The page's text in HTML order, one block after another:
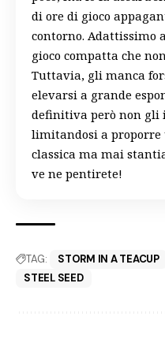
di ore di gioco
contorno. Adattissimo
gioco compatta che
Tuttavia, gli manca
elevarsi a grande
definitiva però non gli
limitandosi a proporre
classica ma mai
ve ne pentirete!
TAG: STORM IN A TEACUP
STEEL SEED